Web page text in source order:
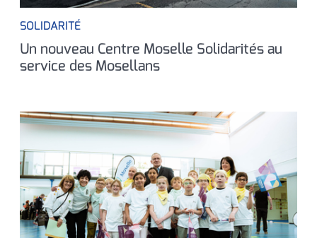
SOLIDARITÉ
Un nouveau Centre Moselle Solidarités au
service des Mosellans